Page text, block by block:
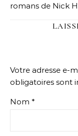
romans de Nick
Votre adresse e-
obligatoires sont
Nom *